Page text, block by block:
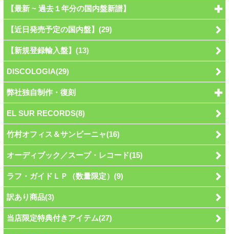
【最新 ~ 過去１年分の国内盤新譜】
【近日発売予定の国内盤】(29)
【新規登録輸入盤】(13)
DISCOLOGIA(29)
弊社独自制作・復刻
EL SUR RECORDS(8)
竹村オフィス＆サンビーニャ(16)
オーディブック／スープ・レコード(15)
ラフ・ガイドＬＰ（数量限定）(9)
訳あり商品(3)
当店限定特典付きアイテム(27)